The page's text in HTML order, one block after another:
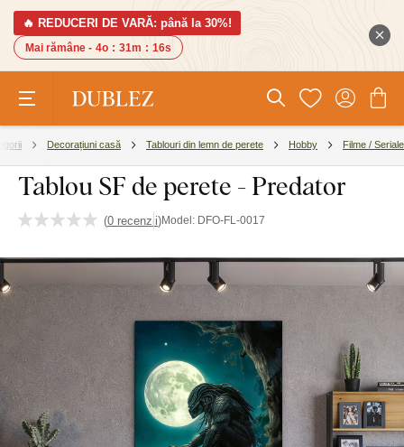
🔥 REDUCERI DE VARĂ: până la 30%!
Mai rămâne - 4o : 31m : 15s
Decorațiuni casă Tablouri din lemn de perete Hobby Filme / Seriale
Tablou SF de perete - Predator
(0 recenzii)Model: DFO-FL-0017